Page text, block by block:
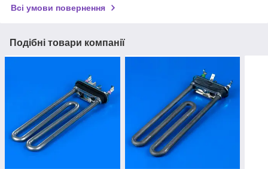
Всі умови повернення
Подібні товари компанії